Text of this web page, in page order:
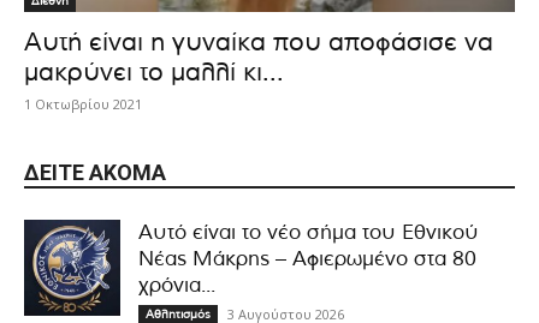
Αυτή είναι η γυναίκα που αποφάσισε να
μακρύνει το μαλλί κι...
1 Οκτωβρίου 2021
ΔΕΊΤΕ ΑΚΌΜΑ
Αυτό είναι το νέο σήμα του Εθνικού
Νέας Μάκρης – Αφιερωμένο στα 80
χρόνια...
Αθλητισμός 3 Αυγούστου 2026